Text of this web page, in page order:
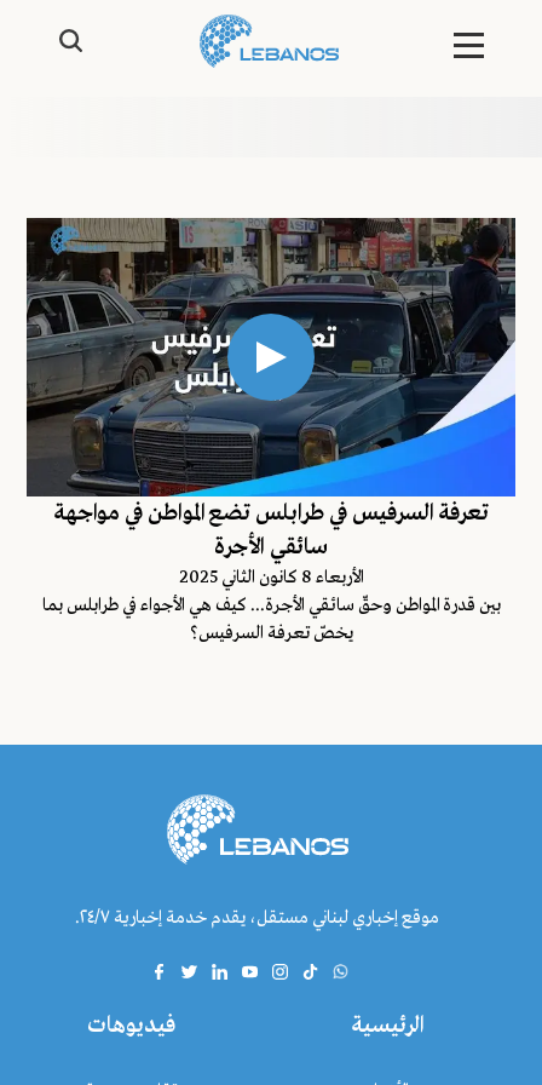
تعرفة السرفيس في طرابلس تضع المواطن في مواجهة
سائقي الأجرة
اﻷربعاء 8 كانون الثاني 2025
بين قدرة المواطن وحقّ سائقي الأجرة... كيف هي الأجواء في طرابلس بما
يخصّ تعرفة السرفيس؟
موقع إخباري لبناني مستقل، يقدم خدمة إخبارية ٢٤/٧.
الرئيسية فيديوهات